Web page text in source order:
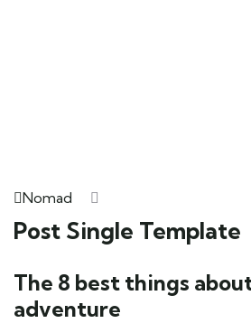
Nomad
Post Single Template
The 8 best things
adventure